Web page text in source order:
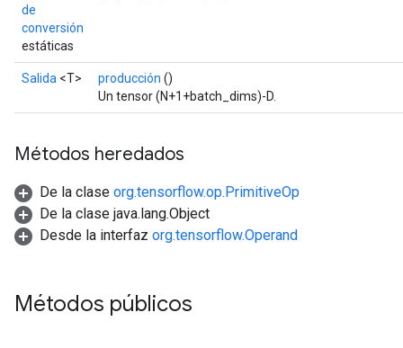
de
conversión
estáticas
Salida <T> producción ()
Un tensor (N+1+batch_dims)-D.
Métodos heredados
De la clase org.tensorflow.op.PrimitiveOp
De la clase java.lang.Object
Desde la interfaz org.tensorflow.Operand
Métodos públicos